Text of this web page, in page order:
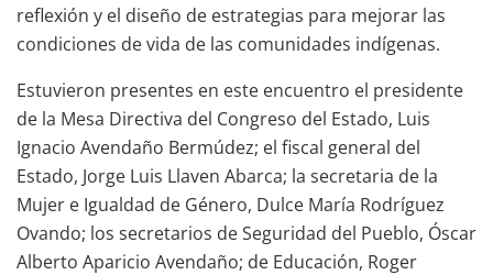
reflexión y el diseño de estrategias para mejorar las
condiciones de vida de las comunidades indígenas.
Estuvieron presentes en este encuentro el presidente
de la Mesa Directiva del Congreso del Estado, Luis
Ignacio Avendaño Bermúdez; el fiscal general del
Estado, Jorge Luis Llaven Abarca; la secretaria de la
Mujer e Igualdad de Género, Dulce María Rodríguez
Ovando; los secretarios de Seguridad del Pueblo, Óscar
Alberto Aparicio Avendaño; de Educación, Roger